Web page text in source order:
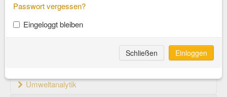
Lebensmittel und Futtermittel
Bedarfsgegenstände und Verpackung
Material- und Werkstoffprüfung
Umweltanalytik
Passwort vergessen?
Eingeloggt bleiben
Schließen Einloggen